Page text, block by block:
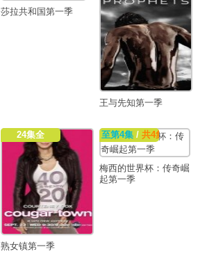
莎拉共和国第一季
王与先知第一季
24集全
熟女镇第一季
至第4集/ 共4集
梅西的世界杯：传奇崛
起第一季